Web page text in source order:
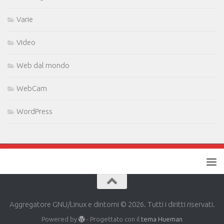
Varie
Video
Web dal mondo
WebCam
WordPress
Aggregatore GNU/Linux e dintorni © 2026. Tutti i diritti riservati.
Powered by - Progettato con il tema Hueman